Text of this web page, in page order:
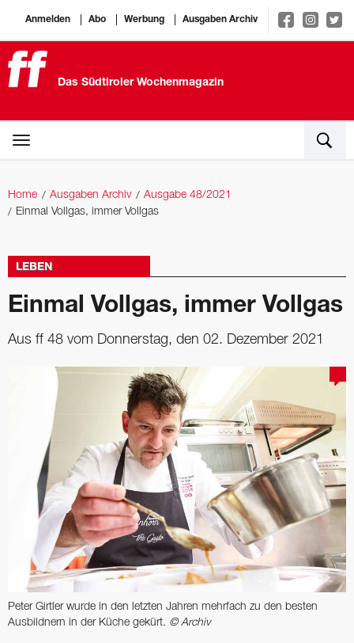
Anmelden Abo Werbung Ausgaben Archiv
Das Südtiroler Wochenmagazin
Home Ausgaben Archiv
Ausgabe 48/2021
Einmal Vollgas, immer Vollgas
LEBEN
Einmal Vollgas, immer Vollgas
Aus ff 48 vom Donnerstag, den 02. Dezember 2021
Peter Girtler wurde in den letzten Jahren mehrfach zu den besten
Ausbildnern in der Küche gekürt. © Archiv